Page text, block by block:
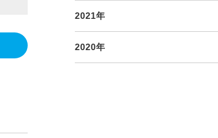
2021年
2020年